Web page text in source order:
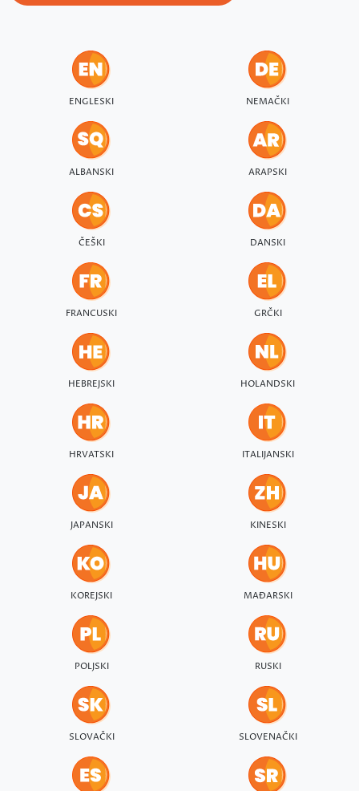
ENGLESKI NEMAČKI
ALBANSKI ARAPSKI
ČEŠKI DANSKI
FRANCUSKI GRČKI
HEBREJSKI HOLANDSKI
HRVATSKI ITALIJANSKI
JAPANSKI KINESKI
KOREJSKI MAĐARSKI
POLJSKI RUSKI
SLOVAČKI SLOVENAČKI